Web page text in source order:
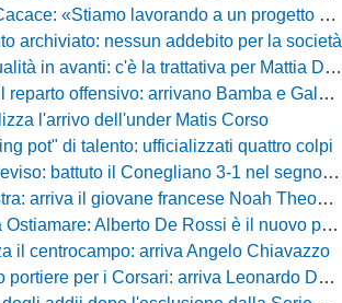
«Stiamo lavorando a un progetto ambizioso»
archiviato: nessun addebito per la società
in avanti: c'è la trattativa per Mattia Della Morte
offensivo: arrivano Bamba e Galeota
l'arrivo dell'under Matis Corso
pot" di talento: ufficializzati quattro colpi
battuto il Conegliano 3-1 nel segno di Gerbi e Vita
arriva il giovane francese Noah Theodore
Alberto De Rossi è il nuovo presidente biancoviola
il centrocampo: arriva Angelo Chiavazzo
per i Corsari: arriva Leonardo De Franceschi